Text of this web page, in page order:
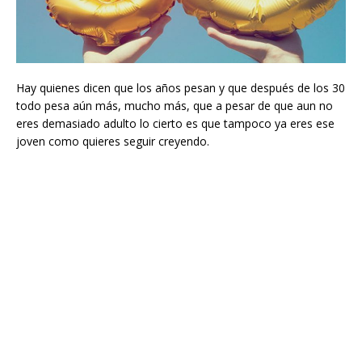
Hay quienes dicen que los años pesan y que después de los 30
todo pesa aún más, mucho más, que a pesar de que aun no
eres demasiado adulto lo cierto es que tampoco ya eres ese
joven como quieres seguir creyendo.